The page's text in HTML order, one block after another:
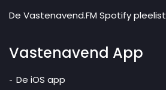
De Vastenavend.FM Spotify pleelist
Vastenavend App
De iOS app